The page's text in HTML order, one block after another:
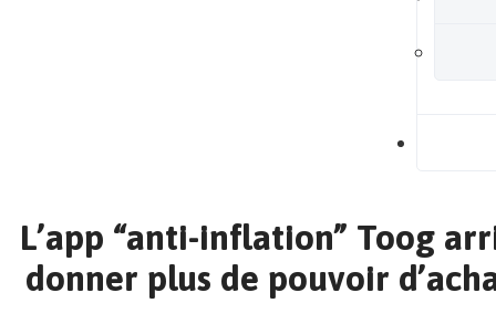
L’app “anti-inflation” Toog
donner plus de pouvoir